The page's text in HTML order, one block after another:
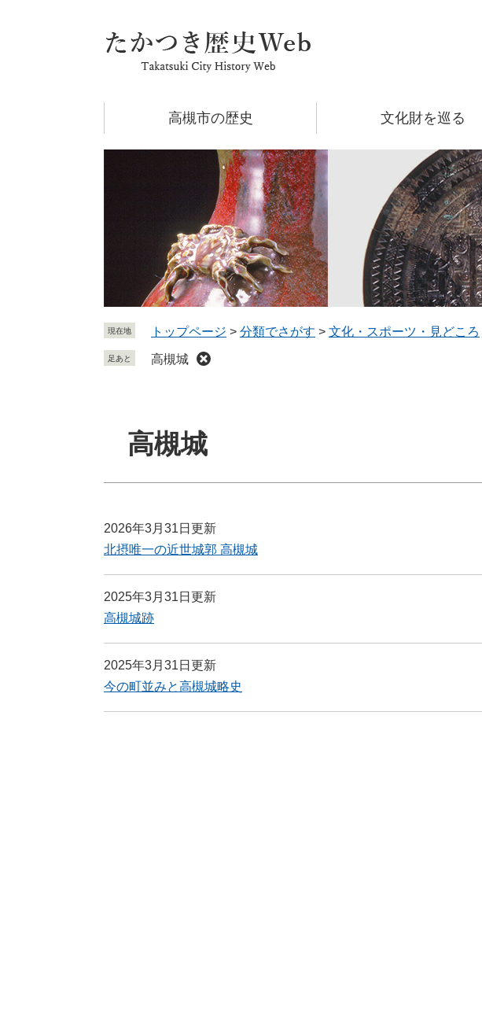
高槻市の歴史 文化財を巡る
現在地 トップページ > 分類でさがす > 文化・スポーツ・見どころ
足あと 高槻城
高槻城
2026年3月31日更新
北摂唯一の近世城郭 高槻城
2025年3月31日更新
高槻城跡
2025年3月31日更新
今の町並みと高槻城略史